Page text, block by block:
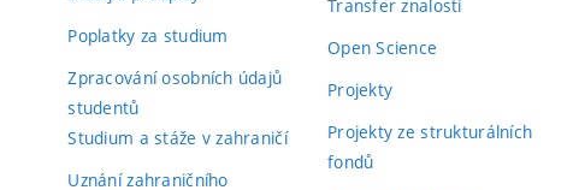
Poplatky za studium
Zpracování osobních údajů
studentů
Studium a stáže v zahraničí
Uznání zahraničního
Transfer znalostí
Open Science
Projekty
Projekty ze strukturálních
fondů